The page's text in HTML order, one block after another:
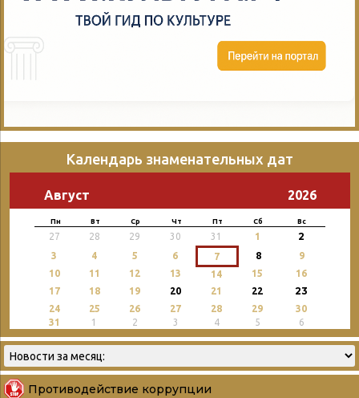
Календарь знаменательных дат
Август 2026
Пн Вт Ср Чт Пт Сб Вс
27 28 29 30 31 1 2
3 4 5 6 7 8
9
10
11 12 13 14 15
16
17
18 19 20 21 22 23
24 25 26 27 28 29
30
31
1 2 3 4 5 6
Противодействие коррупции